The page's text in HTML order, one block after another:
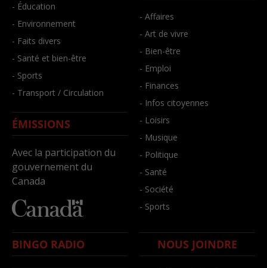
- Éducation
- Environnement
- Faits divers
- Santé et bien-être
- Sports
- Transport / Circulation
ÉMISSIONS
Avec la participation du
gouvernement du
Canada
- Affaires
- Art de vivre
- Bien-être
- Emploi
- Finances
- Infos citoyennes
- Loisirs
- Musique
- Politique
- Santé
- Société
- Sports
BINGO RADIO NOUS JOINDRE